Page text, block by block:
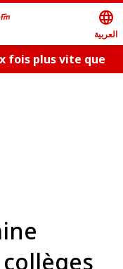
language
العربية
fois plus vite que